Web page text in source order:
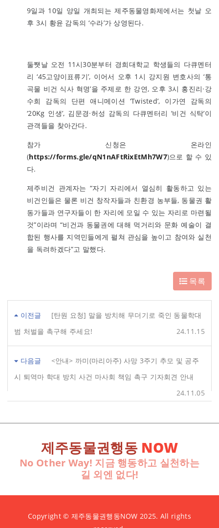
9일과 10일 양일 개최되는 제주동물영화제에서는 첫날 오
후 3시 황윤 감독의 ‘수라’가 상영된다.
둘쨋날 오전 11시30분부터 경희대학교 학생들의 다큐멘터
리 ‘45고양이표류기’, 이어서 오후 1시 강지원 변호사의 ‘통
곡물 비건 식사 혁명’을 주제로 한 강연, 오후 3시 홍진리·강
수희 감독의 단편 애니메이션 ‘Twisted’, 이가연 감독의
‘20Kg 인생’, 김문경·허성 감독의 다큐멘터리 ‘비건 식탁’이
관객들을 찾아간다.
참가 신청은 온라인
(https://forms.gle/qN1nAFtRixEtMh7W7)으로 할 수 있
다.
제주비건 관계자는 “자기 자리에서 열심히 활동하고 있는
비건인들은 물론 비건 창작자들과 친환경 농부들, 동물권 활
동가들과 연구자들이 한 자리에 모일 수 있는 자리로 마련될
것”이라며 “비건과 동물권에 대해 먹거리와 문화 예술이 결
합된 행사를 지역민들에게 펼쳐 관심을 높이고 참여와 실천
을 독려하겠다”고 말했다.
목록
이전글
[탄원 요청] 말을 방치해 무더기로 죽인 동물학대
범 처벌을 촉구해 주세요!
24.11.15
다음글
<안내> 까미(마리아주) 사망 3주기 추모 및 공주
시 퇴역마 학대 방치 사건 마사회 책임 촉구 기자회견 안내
24.11.05
제주동물권행동 NOW
No Other Way! 지금 행동하고 실천하는
길 외엔 없다!
Copyright © 제주동물권행동NOW 2025. All rights